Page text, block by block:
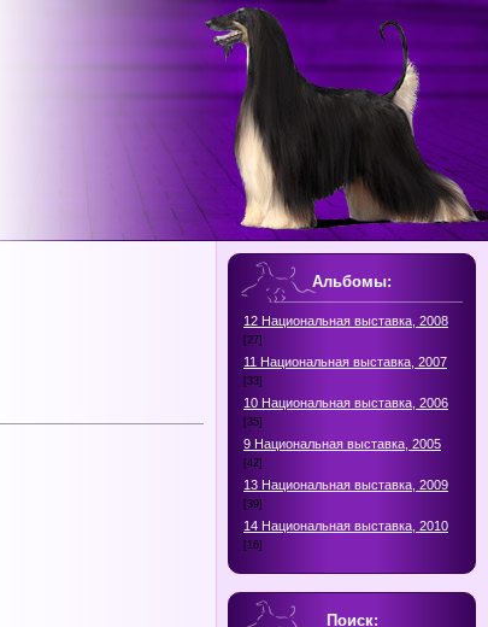
Альбомы:
12 Национальная выставка, 2008
[27]
11 Национальная выставка, 2007
[33]
10 Национальная выставка, 2006
[35]
9 Национальная выставка, 2005
[42]
13 Национальная выставка, 2009
[39]
14 Национальная выставка, 2010
[16]
Поиск: